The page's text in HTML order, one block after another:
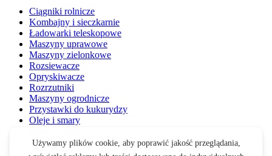
Ciągniki rolnicze
Kombajny i sieczkarnie
Ładowarki teleskopowe
Maszyny uprawowe
Maszyny zielonkowe
Rozsiewacze
Opryskiwacze
Rozrzutniki
Maszyny ogrodnicze
Przystawki do kukurydzy
Oleje i smary
Akcesoria
Zabawki